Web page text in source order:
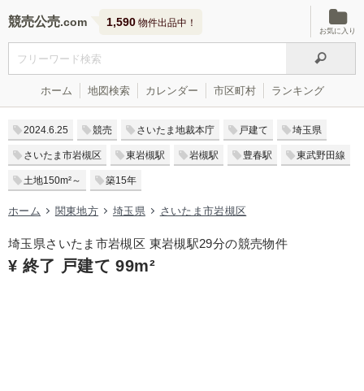
競売公売 1,590 物件出品中！
お気に入り
ホーム 地図検索 カレンダー 市区町村 ランキング
2024.6.25 競売 さいたま地裁本庁 戸建て 埼玉県
さいたま市岩槻区 東岩槻駅 岩槻駅 豊春駅 東武野田線
土地150m²～ 築15年
ホーム 関東地方 埼玉県 さいたま市岩槻区
埼玉県さいたま市岩槻区 東岩槻駅29分の競売物件
¥ 終了 戸建て 99m²